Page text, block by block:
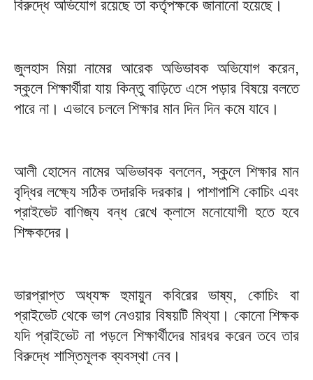
বিরুদ্ধে অভিযোগ রয়েছে তা কর্তৃপক্ষকে জানানো হয়েছে।
জুলহাস মিয়া নামের আরেক অভিভাবক অভিযোগ করেন,
স্কুলে শিক্ষার্থীরা যায় কিন্তু বাড়িতে এসে পড়ার বিষয়ে বলতে
পারে না। এভাবে চললে শিক্ষার মান দিন দিন কমে যাবে।
আলী হোসেন নামের অভিভাবক বললেন, স্কুলে শিক্ষার মান
বৃদ্ধির লক্ষ্যে সঠিক তদারকি দরকার। পাশাপাশি কোচিং এবং
প্রাইভেট বাণিজ্য বন্ধ রেখে ক্লাসে মনোযোগী হতে হবে
শিক্ষকদের।
ভারপ্রাপ্ত অধ্যক্ষ হুমায়ুন কবিরের ভাষ্য, কোচিং বা
প্রাইভেট থেকে ভাগ নেওয়ার বিষয়টি মিথ্যা। কোনো শিক্ষক
যদি প্রাইভেট না পড়লে শিক্ষার্থীদের মারধর করেন তবে তার
বিরুদ্ধে শাস্তিমূলক ব্যবস্থা নেব।